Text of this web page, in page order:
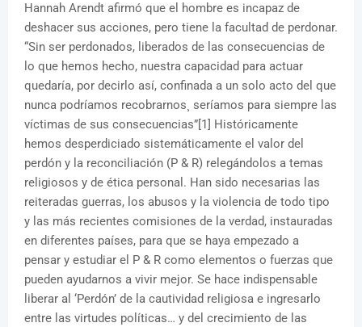
Hannah Arendt afirmó que el hombre es incapaz de
deshacer sus acciones, pero tiene la facultad de perdonar.
“Sin ser perdonados, liberados de las consecuencias de
lo que hemos hecho, nuestra capacidad para actuar
quedaría, por decirlo así, confinada a un solo acto del que
nunca podríamos recobrarnos¸ seríamos para siempre las
víctimas de sus consecuencias”[1] Históricamente
hemos desperdiciado sistemáticamente el valor del
perdón y la reconciliación (P & R) relegándolos a temas
religiosos y de ética personal. Han sido necesarias las
reiteradas guerras, los abusos y la violencia de todo tipo
y las más recientes comisiones de la verdad, instauradas
en diferentes países, para que se haya empezado a
pensar y estudiar el P & R como elementos o fuerzas que
pueden ayudarnos a vivir mejor. Se hace indispensable
liberar al ‘Perdón’ de la cautividad religiosa e ingresarlo
entre las virtudes políticas… y del crecimiento de las